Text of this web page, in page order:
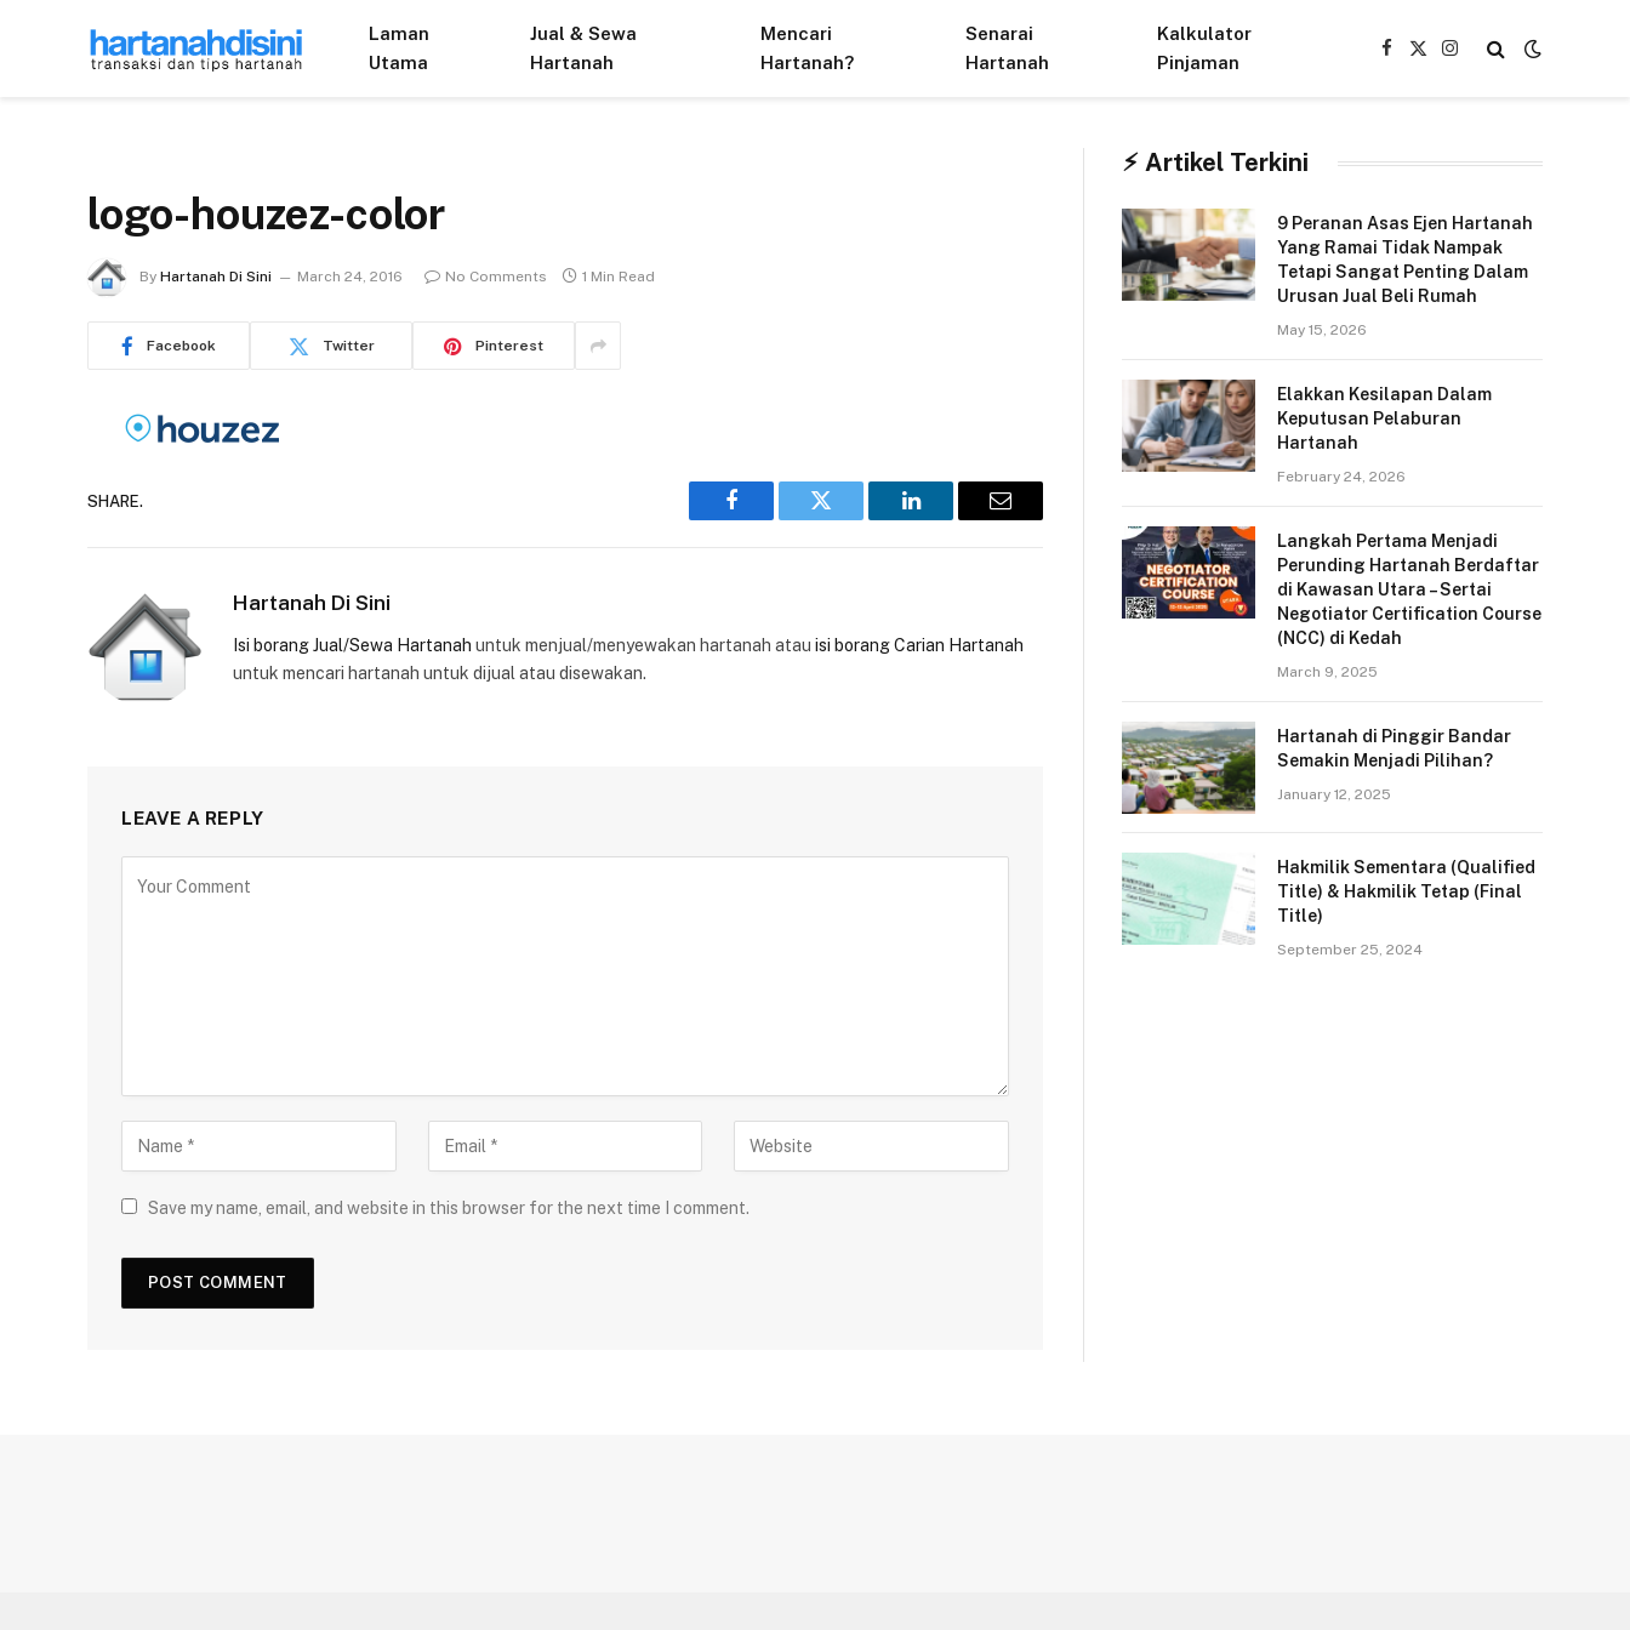
Laman
Utama
Jual & Sewa
Hartanah
Mencari
Hartanah?
Senarai
Hartanah
Kalkulator
Pinjaman
Facebook
X
Instagram
logo-houzez-color
By Hartanah Di Sini March 24, 2016 No Comments 1 Min Read
Facebook Twitter Pinterest
SHARE.
Facebook Twitter LinkedIn Email
Hartanah Di Sini
Isi borang Jual/Sewa Hartanah untuk menjual/menyewakan hartanah atau isi borang Carian Hartanah
untuk mencari hartanah untuk dijual atau disewakan.
LEAVE A REPLY
Save my name, email, and website in this browser for the next time I comment.
⚡︎ Artikel Terkini
9 Peranan Asas Ejen Hartanah
Yang Ramai Tidak Nampak
Tetapi Sangat Penting Dalam
Urusan Jual Beli Rumah
May 15, 2026
Elakkan Kesilapan Dalam
Keputusan Pelaburan
Hartanah
February 24, 2026
Langkah Pertama Menjadi
Perunding Hartanah Berdaftar
di Kawasan Utara – Sertai
Negotiator Certification Course
(NCC) di Kedah
March 9, 2025
Hartanah di Pinggir Bandar
Semakin Menjadi Pilihan?
January 12, 2025
Hakmilik Sementara (Qualified
Title) & Hakmilik Tetap (Final
Title)
September 25, 2024